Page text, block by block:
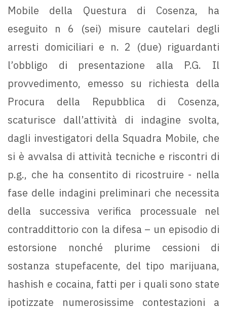
Mobile della Questura di Cosenza, ha
eseguito n 6 (sei) misure cautelari degli
arresti domiciliari e n. 2 (due) riguardanti
l’obbligo di presentazione alla P.G. Il
provvedimento, emesso su richiesta della
Procura della Repubblica di Cosenza,
scaturisce dall’attività di indagine svolta,
dagli investigatori della Squadra Mobile, che
si è avvalsa di attività tecniche e riscontri di
p.g., che ha consentito di ricostruire - nella
fase delle indagini preliminari che necessita
della successiva verifica processuale nel
contraddittorio con la difesa – un episodio di
estorsione nonché plurime cessioni di
sostanza stupefacente, del tipo marijuana,
hashish e cocaina, fatti per i quali sono state
ipotizzate numerosissime contestazioni a